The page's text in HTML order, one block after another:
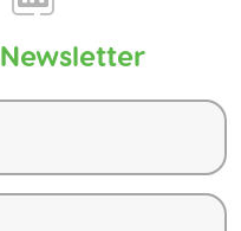
Newsletter